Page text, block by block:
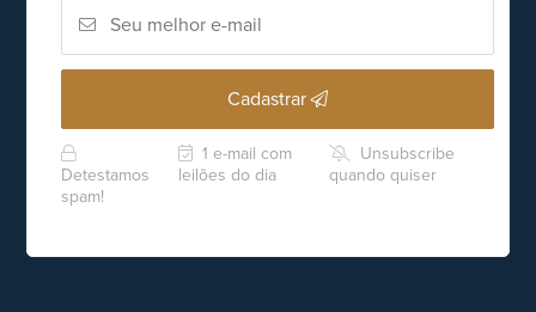
Cadastrar
Detestamos
spam!
1 e-mail com
leilões do dia
Unsubscribe
quando quiser